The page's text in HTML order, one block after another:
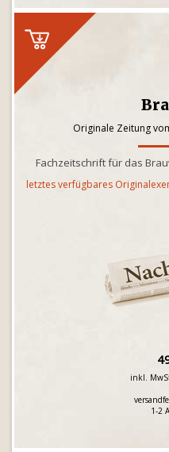
Originale Zeitung
Fachzeitschrift für das
letztes verfügbares
inkl.
1-2